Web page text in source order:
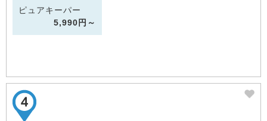
ピュアキーパー
5,990円～